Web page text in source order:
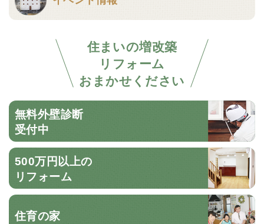
住まいの増改築
リフォーム
おまかせください
無料外壁診断
受付中
500万円以上の
リフォーム
住育の家